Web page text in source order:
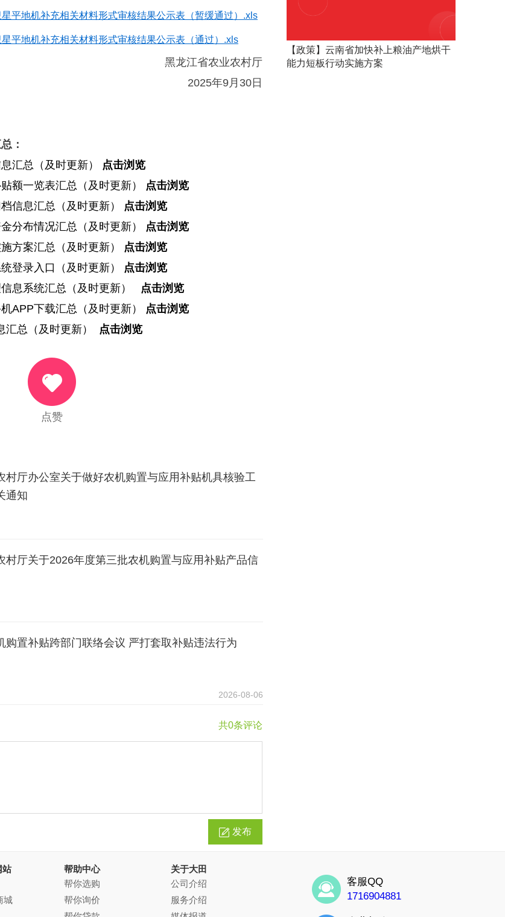
平地机补充相关材料形式审核结果公示表（暂缓通过）.xls
平地机补充相关材料形式审核结果公示表（通过）.xls
黑龙江省农业农村厅
2025年9月30日
：
汇总（及时更新） 点击浏览
额一览表汇总（及时更新）
点击浏览
信息汇总（及时更新） 点击浏览
分布情况汇总（及时更新）
点击浏览
方案汇总（及时更新） 点击浏览
登录入口（及时更新） 点击浏览
息系统汇总（及时更新） 点击浏览
APP下载汇总（及时更新）
点击浏览
汇总（及时更新） 点击浏览
点赞
村厅办公室关于做好农机购置与应用补贴机具核验工
通知
村厅关于2026年度第三批农机购置与应用补贴产品信
购置补贴跨部门联络会议 严打套取补贴违法行为
2026-08-06
共0条评论
发布
【政策】云南省加快补上粮油产地烘干
能力短板行动实施方案
站
城
帮助中心
帮你选购
帮你询价
关于大田
公司介绍
服务介绍
客服QQ
1716904881